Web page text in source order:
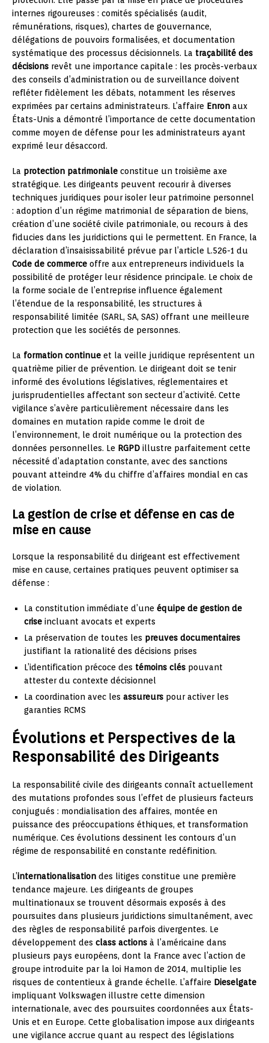
internes rigoureuses : comités spécialisés (audit,
rémunérations, risques), chartes de gouvernance,
délégations de pouvoirs formalisées, et documentation
systématique des processus décisionnels. La traçabilité des
décisions revêt une importance capitale : les procès-verbaux
des conseils d’administration ou de surveillance doivent
refléter fidèlement les débats, notamment les réserves
exprimées par certains administrateurs. L’affaire Enron aux
États-Unis a démontré l’importance de cette documentation
comme moyen de défense pour les administrateurs ayant
exprimé leur désaccord.
La protection patrimoniale constitue un troisième axe
stratégique. Les dirigeants peuvent recourir à diverses
techniques juridiques pour isoler leur patrimoine personnel
: adoption d’un régime matrimonial de séparation de biens,
création d’une société civile patrimoniale, ou recours à des
fiducies dans les juridictions qui le permettent. En France, la
déclaration d’insaisissabilité prévue par l’article L.526-1 du
Code de commerce offre aux entrepreneurs individuels la
possibilité de protéger leur résidence principale. Le choix de
la forme sociale de l’entreprise influence également
l’étendue de la responsabilité, les structures à
responsabilité limitée (SARL, SA, SAS) offrant une meilleure
protection que les sociétés de personnes.
La formation continue et la veille juridique représentent un
quatrième pilier de prévention. Le dirigeant doit se tenir
informé des évolutions législatives, réglementaires et
jurisprudentielles affectant son secteur d’activité. Cette
vigilance s’avère particulièrement nécessaire dans les
domaines en mutation rapide comme le droit de
l’environnement, le droit numérique ou la protection des
données personnelles. Le RGPD illustre parfaitement cette
nécessité d’adaptation constante, avec des sanctions
pouvant atteindre 4% du chiffre d’affaires mondial en cas
de violation.
La gestion de crise et défense en cas de
mise en cause
Lorsque la responsabilité du dirigeant est effectivement
mise en cause, certaines pratiques peuvent optimiser sa
défense :
La constitution immédiate d’une équipe de gestion de
crise incluant avocats et experts
La préservation de toutes les preuves documentaires
justifiant la rationalité des décisions prises
L’identification précoce des témoins clés pouvant
attester du contexte décisionnel
La coordination avec les assureurs pour activer les
garanties RCMS
Évolutions et Perspectives de la
Responsabilité des Dirigeants
La responsabilité civile des dirigeants connaît actuellement
des mutations profondes sous l’effet de plusieurs facteurs
conjugués : mondialisation des affaires, montée en
puissance des préoccupations éthiques, et transformation
numérique. Ces évolutions dessinent les contours d’un
régime de responsabilité en constante redéfinition.
L’internationalisation des litiges constitue une première
tendance majeure. Les dirigeants de groupes
multinationaux se trouvent désormais exposés à des
poursuites dans plusieurs juridictions simultanément, avec
des règles de responsabilité parfois divergentes. Le
développement des class actions à l’américaine dans
plusieurs pays européens, dont la France avec l’action de
groupe introduite par la loi Hamon de 2014, multiplie les
risques de contentieux à grande échelle. L’affaire Dieselgate
impliquant Volkswagen illustre cette dimension
internationale, avec des poursuites coordonnées aux États-
Unis et en Europe. Cette globalisation impose aux dirigeants
une vigilance accrue quant au respect des législations